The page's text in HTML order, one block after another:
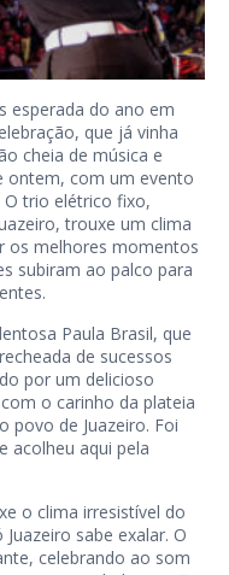
esperada do ano em
que já vinha
cheia de música e
ontem, com um evento
O trio elétrico fixo,
trouxe um clima
os melhores momentos
subiram ao palco para
Paula Brasil, que
de sucessos
por um delicioso
o carinho da plateia
povo de Juazeiro. Foi
acolheu aqui pela
o clima irresistível do
sabe exalar. O
celebrando ao som